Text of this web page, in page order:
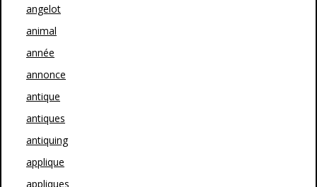
angelot
animal
année
annonce
antique
antiques
antiquing
applique
appliques